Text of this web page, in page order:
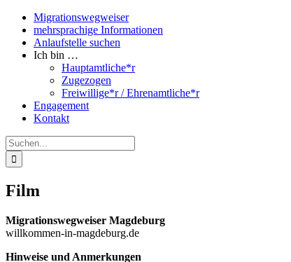
Migrationswegweiser
mehrsprachige Informationen
Anlaufstelle suchen
Ich bin …
Hauptamtliche*r
Zugezogen
Freiwillige*r / Ehrenamtliche*r
Engagement
Kontakt
Suche
nach:
Film
Migrationswegweiser Magdeburg
willkommen-in-magdeburg.de
Hinweise und Anmerkungen